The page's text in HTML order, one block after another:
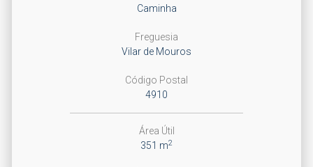
Caminha
Freguesia
Vilar de Mouros
Código Postal
4910
Área Útil
351 m2